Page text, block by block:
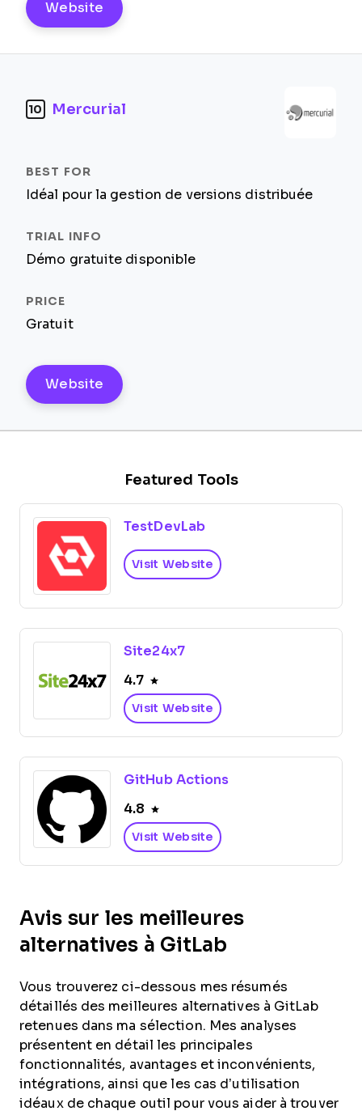
Website
10 Mercurial
Idéal pour la gestion de versions distribuée
Démo gratuite disponible
Gratuit
Website
Featured Tools
TestDevLab
Visit Website
Site24x7
4.7
Visit Website
GitHub Actions
4.8
Visit Website
Avis sur les meilleures
alternatives à GitLab
Vous trouverez ci-dessous mes résumés
détaillés des meilleures alternatives à GitLab
retenues dans ma sélection. Mes analyses
présentent en détail les principales
fonctionnalités, avantages et inconvénients,
intégrations, ainsi que les cas d’utilisation
idéaux de chaque outil pour vous aider à trouver